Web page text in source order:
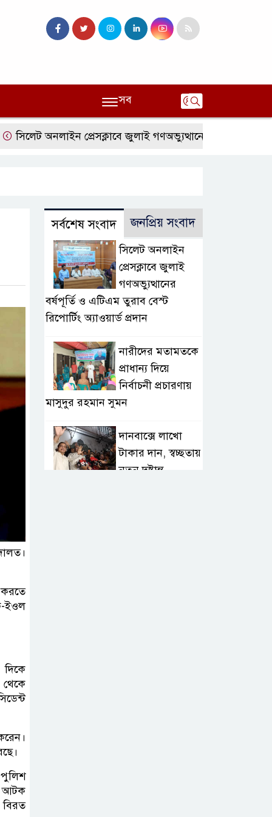
সব
অনলাইন প্রেসক্লাবে জুলাই গণঅভ্যুত্থানের বর্ষপূর্তি ও এটিএম
করতে
ইওল
আটক
সর্বশেষ সংবাদ জনপ্রিয় সংবাদ
সিলেট অনলাইন
প্রেসক্লাবে জুলাই
গণঅভ্যুত্থানের
বর্ষপূর্তি ও এটিএম তুরাব বেস্ট
রিপোর্টিং অ্যাওয়ার্ড প্রদান
নারীদের মতামতকে
প্রাধান্য দিয়ে
নির্বাচনী প্রচারণায়
মাসুদুর রহমান সুমন
দানবাক্সে লাখো
টাকার দান, স্বচ্ছতায়
নতুন দৃষ্টান্ত